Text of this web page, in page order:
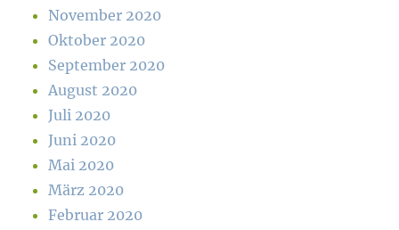
November 2020
Oktober 2020
September 2020
August 2020
Juli 2020
Juni 2020
Mai 2020
März 2020
Februar 2020